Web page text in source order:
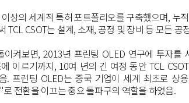
상의 세계적 특허 포트폴리오를 구축했으며, 누
TCL CSOT는 설계, 소재,공정 및 장비 등 모든 공
이켜보면, 2013년 프린팅 OLED 연구에 투자를
이르기까지, 10여 년의 긴 여정 동안TCL CSOT
. 프린팅 OLED는 중국 기업이 세계 최초로 상
"로 전환을 이끄는 중요 돌파구의 역할을 하였음.